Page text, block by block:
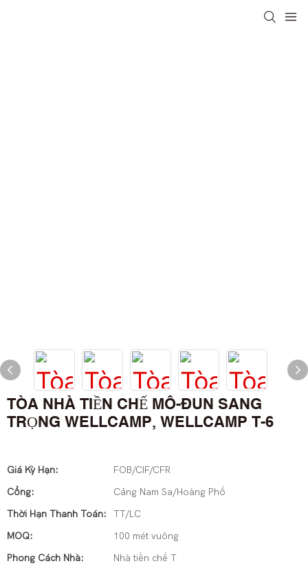
TÒA NHÀ TIỀN CHẾ MÔ-ĐUN SANG
TRỌNG WELLCAMP, WELLCAMP T-6
Giá Kỳ Hạn:
FOB/CIF/CFR
Cổng:
Cảng Nam Sa/Hoàng Phố
Thời Hạn Thanh Toán:
TT/LC
MOQ:
100 mét vuông
Phong Cách Nhà:
Nhà tiền chế T